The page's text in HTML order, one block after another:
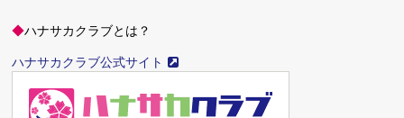
◆ハナサカクラブとは？
ハナサカクラブ公式サイト